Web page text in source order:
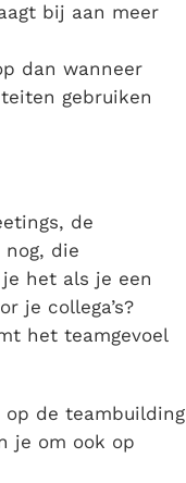
bij aan meer
dan wanneer
gebruiken
de
die
het als je een
je collega’s?
het teamgevoel
op de teambuilding
je om ook op